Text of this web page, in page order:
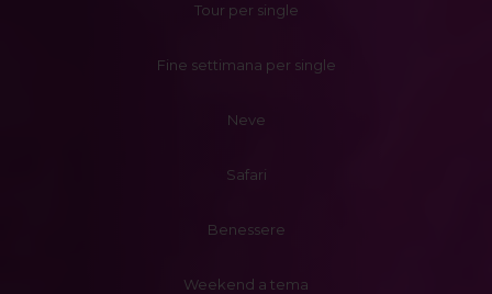
Tour per single
Fine settimana per single
Neve
Safari
Benessere
Weekend a tema